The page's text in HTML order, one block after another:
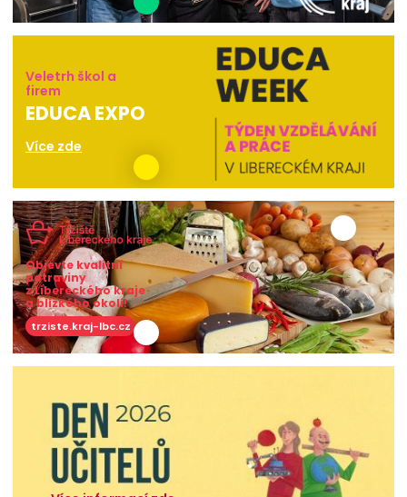
Veletrh škol a
firem
EDUCA EXPO
Více zde
Objevte kvalitní
potraviny
z Libereckého kraje
a blízkého okolí!
trziste.kraj-lbc.cz